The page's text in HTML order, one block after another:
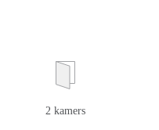
2 kamers